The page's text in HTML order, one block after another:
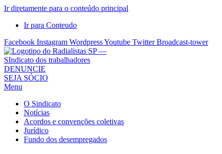
Ir diretamente para o conteúdo principal
Ir para Conteudo
Facebook Instagram WordpressYoutube Twitter Broadcast-tower
Sindicato
dos
Radialistas
São
Paulo
Sindicato
DENUNCIE
SEJA SÓCIO
Menu
O Sindicato
Notícias
Acordos e convenções coletivas
Jurídico
Fundo dos desempregados